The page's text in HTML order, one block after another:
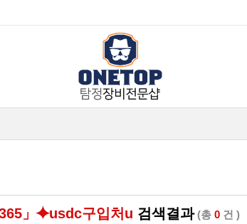
」⯌usdc구입처u 검색결과(총 0 건 )